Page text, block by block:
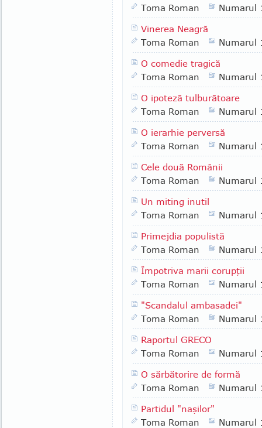
Toma Roman
Numarul
Vinerea Neagră
Toma Roman
Numarul
O comedie tragică
Toma Roman
Numarul
O ipoteză tulburătoare
Toma Roman
Numarul
O ierarhie perversă
Toma Roman
Numarul
Cele două Românii
Toma Roman
Numarul
Un miting inutil
Toma Roman
Numarul
Primejdia populistă
Toma Roman
Numarul
Împotriva marii corupţii
Toma Roman
Numarul
"Scandalul ambasadei"
Toma Roman
Numarul
Raportul GRECO
Toma Roman
Numarul
O sărbătorire de formă
Toma Roman
Numarul
Partidul "naşilor"
Toma Roman
Numarul